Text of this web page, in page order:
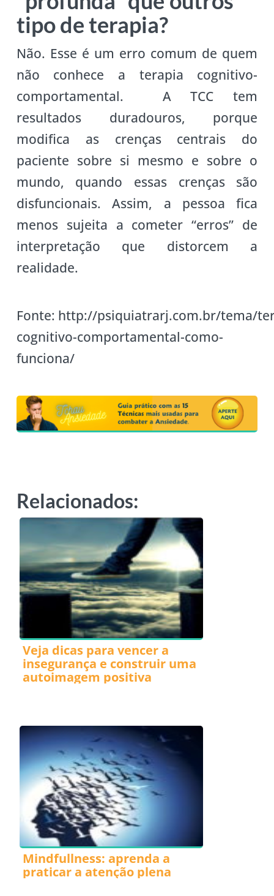
tipo de terapia?
Não. Esse é um erro comum de quem
não conhece a terapia cognitivo-
comportamental. A TCC tem
resultados duradouros, porque
modifica as crenças centrais do
paciente sobre si mesmo e sobre o
mundo, quando essas crenças são
disfuncionais. Assim, a pessoa fica
menos sujeita a cometer “erros” de
interpretação que distorcem a
realidade.
Fonte: http://psiquiatrarj.com.br/tema/
cognitivo-comportamental-como-
funciona/
Relacionados:
Veja dicas para vencer a
insegurança e construir uma
autoimagem positiva
Mindfullness: aprenda a
praticar a atenção plena